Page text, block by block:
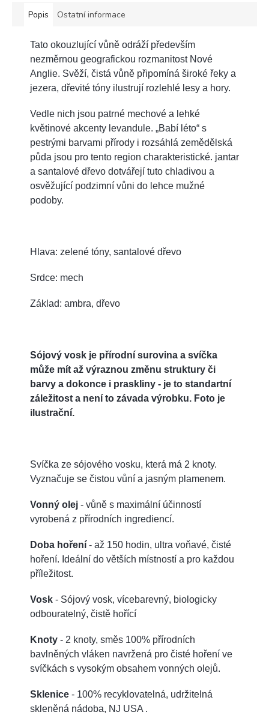
Popis Ostatní informace
Tato okouzlující vůně odráží především
nezměrnou geografickou rozmanitost Nové
Anglie. Svěží, čistá vůně připomíná široké řeky a
jezera, dřevité tóny ilustrují rozlehlé lesy a hory.
Vedle nich jsou patrné mechové a lehké
květinové akcenty levandule. „Babí léto“ s
pestrými barvami přírody i rozsáhlá zemědělská
půda jsou pro tento region charakteristické. jantar
a santalové dřevo dotvářejí tuto chladivou a
osvěžující podzimní vůni do lehce mužné
podoby.
Hlava: zelené tóny, santalové dřevo
Srdce: mech
Základ: ambra, dřevo
Sójový vosk je přírodní surovina a svíčka
může mít až výraznou změnu struktury či
barvy a dokonce i praskliny - je to standartní
záležitost a není to závada výrobku. Foto je
ilustrační.
Svíčka ze sójového vosku, která má 2 knoty.
Vyznačuje se čistou vůní a jasným plamenem.
Vonný olej - vůně s maximální účinností
vyrobená z přírodních ingrediencí.
Doba hoření - až 150 hodin, ultra voňavé, čisté
hoření. Ideální do větších místností a pro každou
příležitost.
Vosk - Sójový vosk, vícebarevný, biologicky
odbouratelný, čistě hořící
Knoty - 2 knoty, směs 100% přírodních
bavlněných vláken navržená pro čisté hoření ve
svíčkách s vysokým obsahem vonných olejů.
Sklenice - 100% recyklovatelná, udržitelná
skleněná nádoba, NJ USA .